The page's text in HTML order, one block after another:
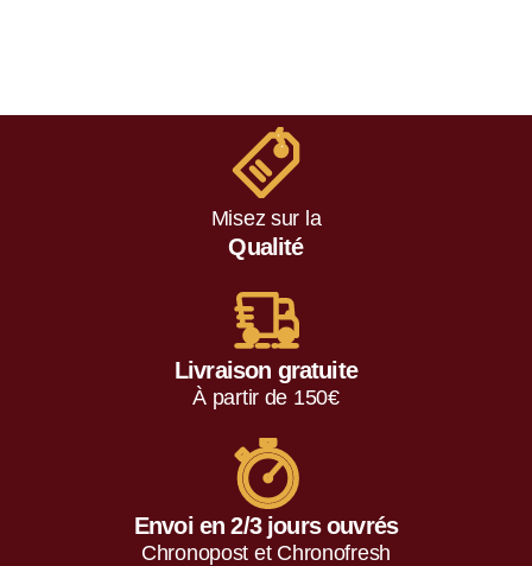
Misez sur la
Qualité
Livraison gratuite
À partir de 150€
Envoi en 2/3 jours ouvrés
Chronopost et Chronofresh